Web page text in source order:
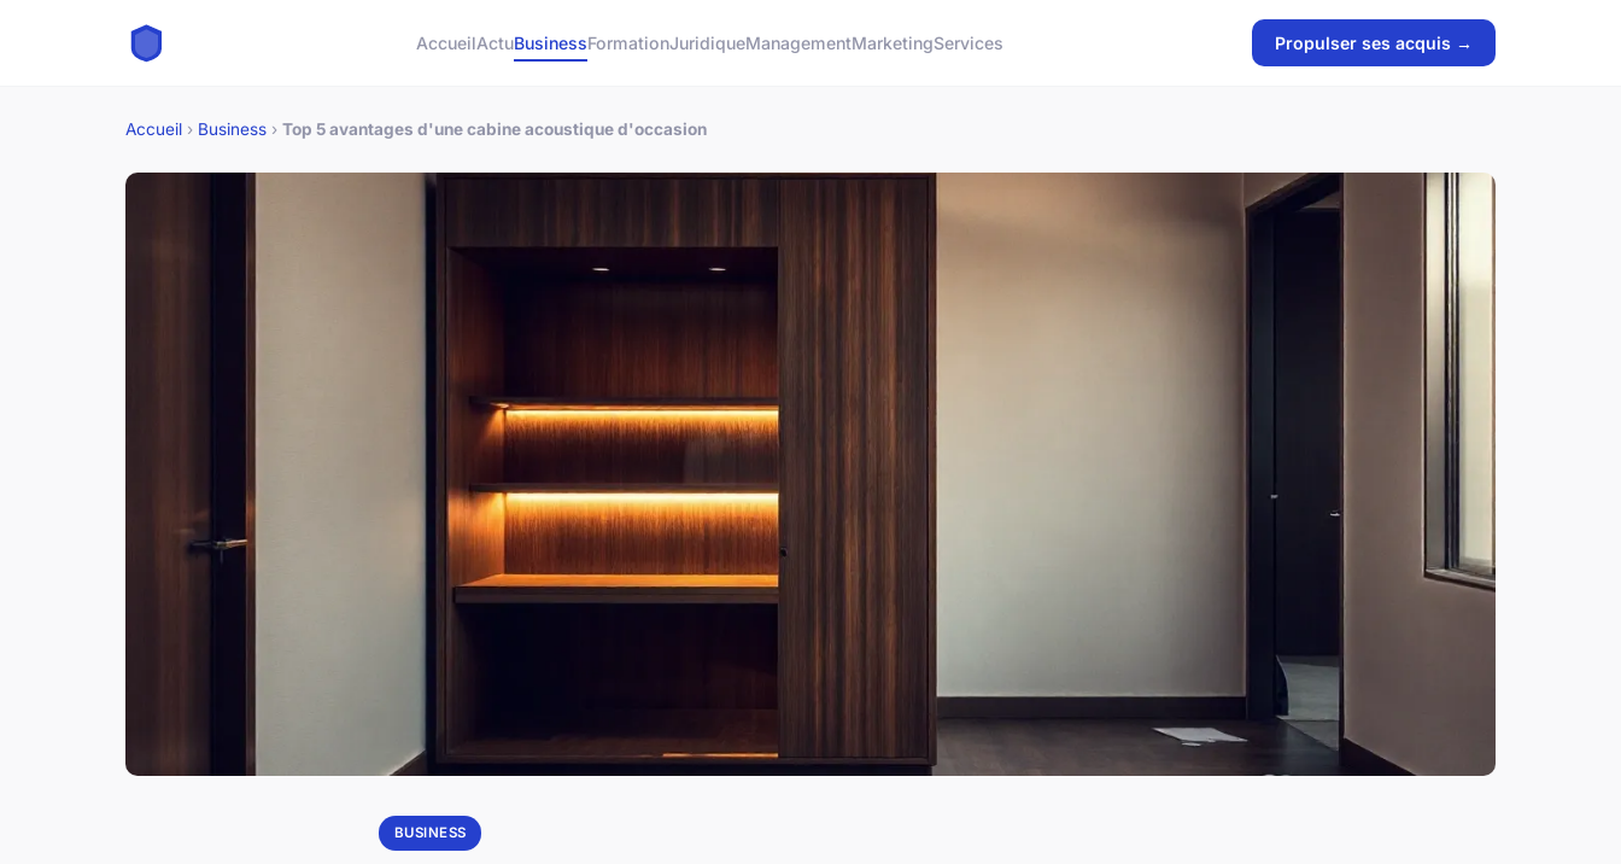
AccueilActuBusinessFormationJuridiqueManagementMarketingServices Propulser ses acquis →
Accueil › Business › Top 5 avantages d'une cabine acoustique d'occasion
BUSINESS